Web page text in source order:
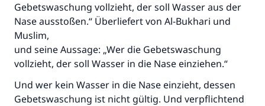
Gebetswaschung vollzieht, der soll Wasser aus der
Nase ausstoßen.“ Überliefert von Al-Bukhari und
Muslim,
und seine Aussage: „Wer die Gebetswaschung
vollzieht, der soll Wasser in die Nase einziehen.“
Und wer kein Wasser in die Nase einzieht, dessen
Gebetswaschung ist nicht gültig. Und verpflichtend
Ehe.
Der Prophet -Allahs Segen und Frieden auf
ihm- sagte:
"Wer zum Guten aufruft, hat den Lohn
desjenigen, der sie durchführt."